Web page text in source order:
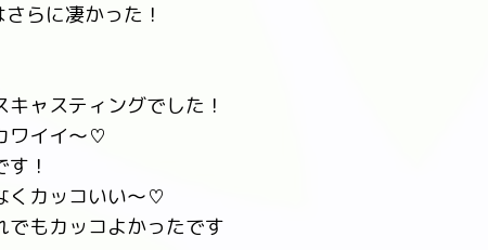
らに凄かった！
ャスティングでした！
ワイイ～♡
！
くカッコいい～♡
でもカッコよかったです